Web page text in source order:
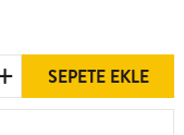
SEPETE EKLE